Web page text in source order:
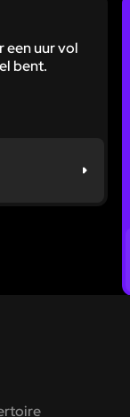
een uur vol
bent.